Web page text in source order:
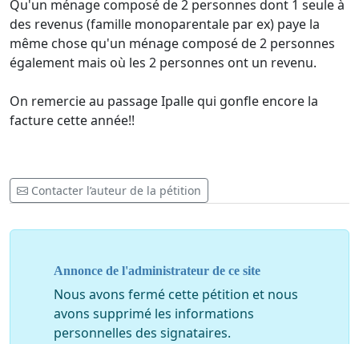
Qu'un ménage composé de 2 personnes dont 1 seule à
des revenus (famille monoparentale par ex) paye la
même chose qu'un ménage composé de 2 personnes
également mais où les 2 personnes ont un revenu.
On remercie au passage Ipalle qui gonfle encore la
facture cette année!!
Contacter l’auteur de la pétition
Annonce de l'administrateur de ce site
Nous avons fermé cette pétition et nous
avons supprimé les informations
personnelles des signataires.